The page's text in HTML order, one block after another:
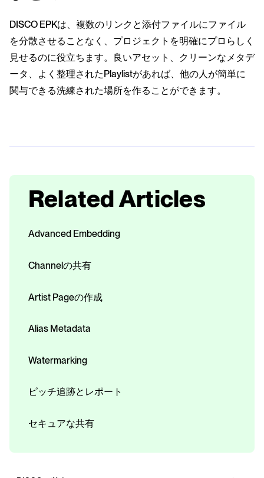
DISCO EPKは、複数のリンクと添付ファイルにファイル
を分散させることなく、プロジェクトを明確にプロらしく
見せるのに役立ちます。良いアセット、クリーンなメタデ
ータ、よく整理されたPlaylistがあれば、他の人が簡単に
関与できる洗練された場所を作ることができます。
Related Articles
Advanced Embedding
Channelの共有
Artist Pageの作成
Alias Metadata
Watermarking
ピッチ追跡とレポート
セキュアな共有